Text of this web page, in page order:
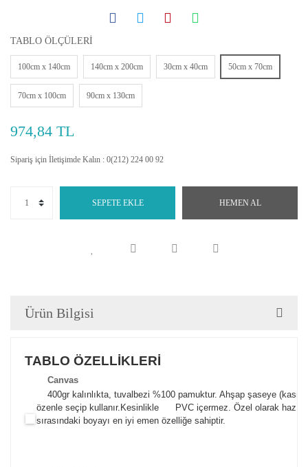
TABLO ÖLÇÜLERİ
100cm x 140cm 140cm x 200cm 30cm x 40cm 50cm x 70cm
70cm x 100cm 90cm x 130cm
974,84 TL
Sipariş için İletişimde Kalın : 0(212) 224 00 92
SEPETE EKLE HEMEN AL
Ürün Bilgisi
TABLO ÖZELLİKLERİ
Canvas
400gr kalınlıkta, tuvalbezi %100 pamuktur. Ahşap şaseye
özenle seçip kullanır. Kesinlikle PVC içermez. Özel olarak
sırasındaki boyayı en iyi emen özelliğe sahiptir.